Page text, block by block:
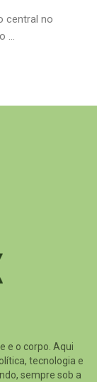
central no
...
e o corpo. Aqui
tecnologia e
sempre sob a